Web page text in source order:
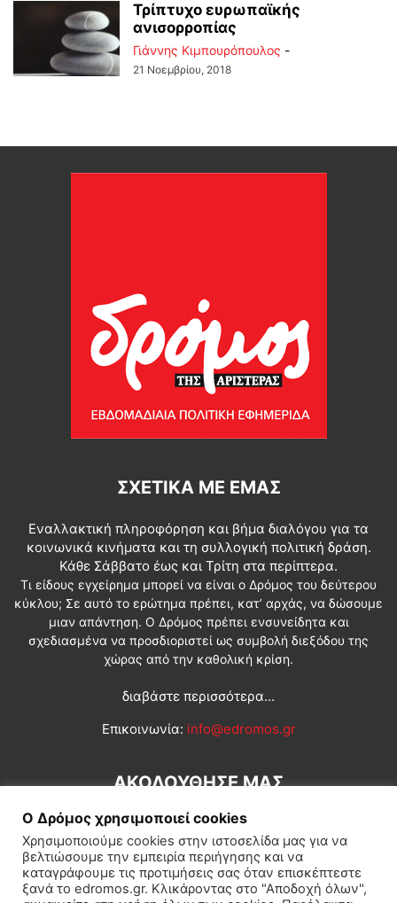
Τρίπτυχο ευρωπαϊκής
ανισορροπίας
Γιάννης Κιμπουρόπουλος -
21 Νοεμβρίου, 2018
ΣΧΕΤΙΚΆ ΜΕ ΕΜΆΣ
Εναλλακτική πληροφόρηση και βήμα διαλόγου για τα
κοινωνικά κινήματα και τη συλλογική πολιτική δράση.
Κάθε Σάββατο έως και Τρίτη στα περίπτερα.
Τι είδους εγχείρημα μπορεί να είναι ο Δρόμος του δεύτερου
κύκλου; Σε αυτό το ερώτημα πρέπει, κατ’ αρχάς, να δώσουμε
μιαν απάντηση. Ο Δρόμος πρέπει ενσυνείδητα και
σχεδιασμένα να προσδιοριστεί ως συμβολή διεξόδου της
χώρας από την καθολική κρίση.
διαβάστε περισσότερα...
Επικοινωνία: info@edromos.gr
ΑΚΟΛΟΥΘΗΣΕ ΜΑΣ
Ο Δρόμος χρησιμοποιεί cookies
Χρησιμοποιούμε cookies στην ιστοσελίδα μας για να
βελτιώσουμε την εμπειρία περιήγησης και να
καταγράφουμε τις προτιμήσεις σας όταν επισκέπτεστε
ξανά το edromos.gr. Κλικάροντας στο "Αποδοχή όλων",